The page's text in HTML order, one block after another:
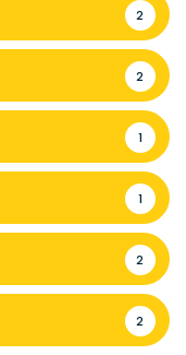
2
2
1
1
2
2